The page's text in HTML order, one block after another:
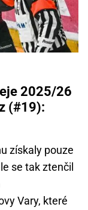
2025/26
(#19):
získaly pouze
se tak ztenčil
Vary, které